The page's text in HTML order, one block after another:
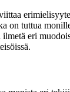
on tuttua
ilmetä eri